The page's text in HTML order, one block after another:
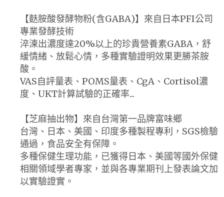
【麩胺酸發酵物粉(含GABA)】來自日本PFI公司
專業發酵技術
淬湅出濃度達20%以上的珍貴營養素GABA，舒
緩情緒、放鬆心情，多種實驗證明效果更勝茶胺
酸。
VAS自評量表、POMS量表、CgA、Cortisol濃
度、UKT計算試驗的正確率...
【芝麻抽出物】來自台灣第一品牌富味鄉
台灣、日本、美國、印度多種製程專利，SGS檢驗
通過，食品安全有保障。
多種保健生理功能，已獲得日本、美國等國外保健
相關領域學者專家，並與各專業期刊上發表論文加
以實驗證實。